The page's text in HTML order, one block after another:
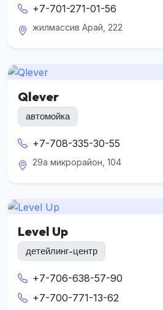
+7-701-271-01-56
жилмассив Арай, 222
Qlever
автомойка
+7-708-335-30-55
29а микрорайон, 104
Level Up
детейлинг-центр
+7-706-638-57-90
+7-700-771-13-62